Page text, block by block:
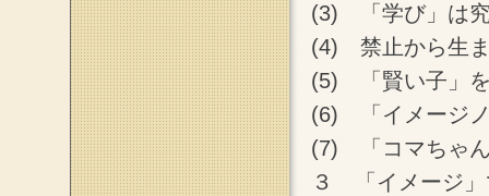
(3) 「学び」は
(4) 禁止から生
(5) 「賢い子」
(6) 「イメージ
(7) 「コマちゃ
３ 「イメージ」